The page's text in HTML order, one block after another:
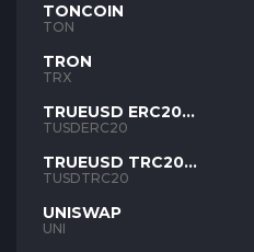
TONCOIN
TON
TRON
TRX
TRUEUSD ERC20
TUSD
TUSDERC20
TRUEUSD TRC20
TUSD
TUSDTRC20
UNISWAP
UNI